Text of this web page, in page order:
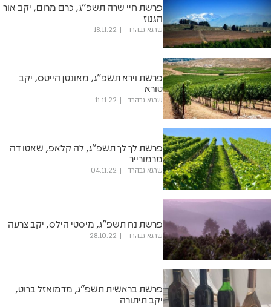
פרשת חיי שרה תשפ"ג, כרם מרום, יקב אור
הגנוז
שרגא גבהרד 18.11.22
פרשת וירא תשפ"ג, מאונטן הייטס, יקב
טורא
שרגא גבהרד 11.11.22
פרשת לך לך תשפ"ג, לה קלאפ, שאטו דה
מרמורייר
שרגא גבהרד 04.11.22
פרשת נח תשפ"ג, מיסטי הילס, יקב צרעה
שרגא גבהרד 28.10.22
פרשת בראשית תשפ"ג, מדמואזל ברוט,
יקב תיתורה